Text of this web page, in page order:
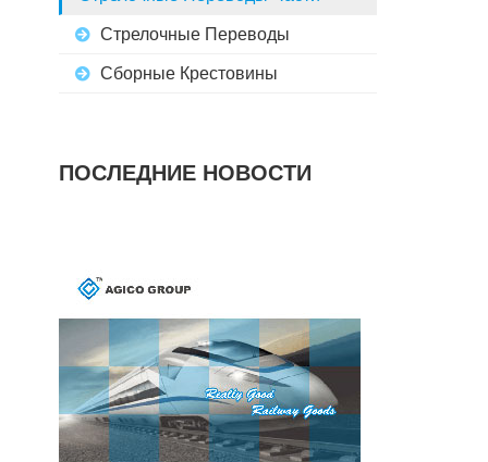
Стрелочные Переводы
Сборные Крестовины
ПОСЛЕДНИЕ НОВОСТИ